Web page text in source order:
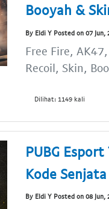
Booyah &
By Eldi Y Posted on 07 Jun,
Free Fire,
Recoil, Skin,
Dilihat: 1149 kali
PUBG
Kode
By Eldi Y Posted on 08 Jun,